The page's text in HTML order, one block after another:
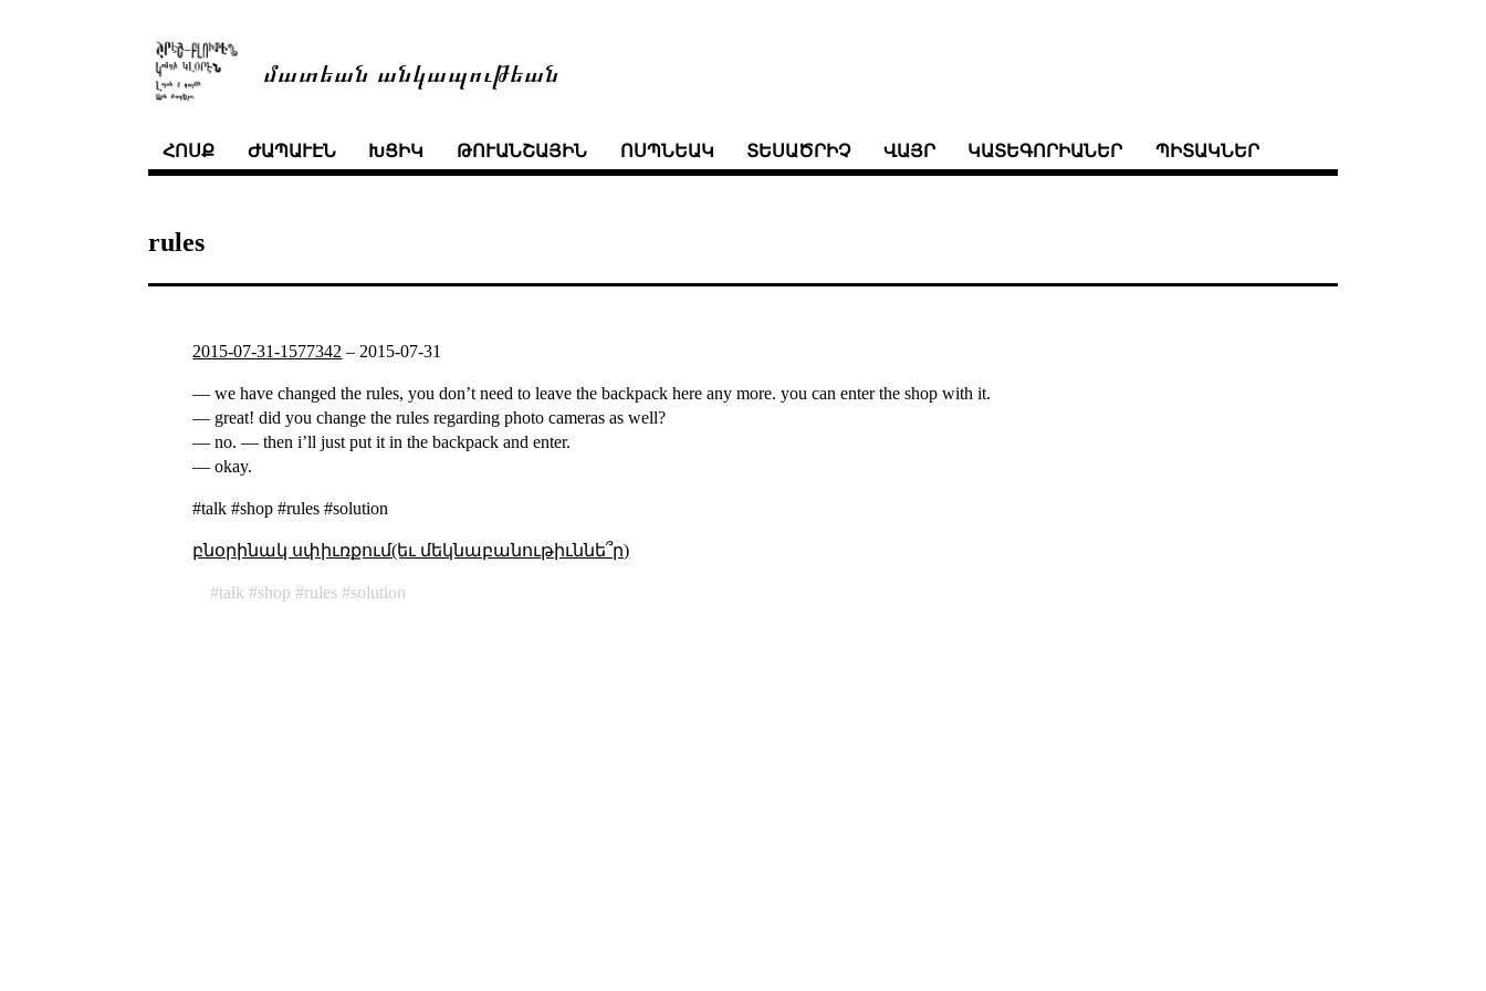
մատեան անկապութեան
ՀՈՍՔ ԺԱՊԱՒԷՆ ԽՑԻԿ ԹՈՒԱՆՇԱՅԻՆ ՈՍՊՆԵԱԿ ՏԵՍԱԾՐԻՉ ՎԱՅՐ ԿԱՏԵԳՈՐԻԱՆԵՐ ՊԻՏԱԿՆԵՐ
rules
2015-07-31-1577342 – 2015-07-31
— we have changed the rules, you don’t need to leave the backpack here any more. you can enter the shop with it.
— great! did you change the rules regarding photo cameras as well?
— no. — then i’ll just put it in the backpack and enter.
— okay.
#talk #shop #rules #solution
բնօրինակ սփիւռքում(եւ մեկնաբանութիւննե՞ր)
talk shop rules solution